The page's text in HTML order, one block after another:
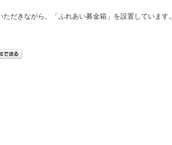
だきながら、「ふれあい募金箱」を設置しています。